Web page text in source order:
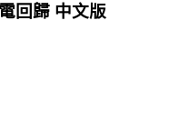
回歸 中文版